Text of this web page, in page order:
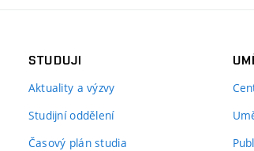
STUDUJI
Aktuality a výzvy
Studijní oddělení
Časový plán studia